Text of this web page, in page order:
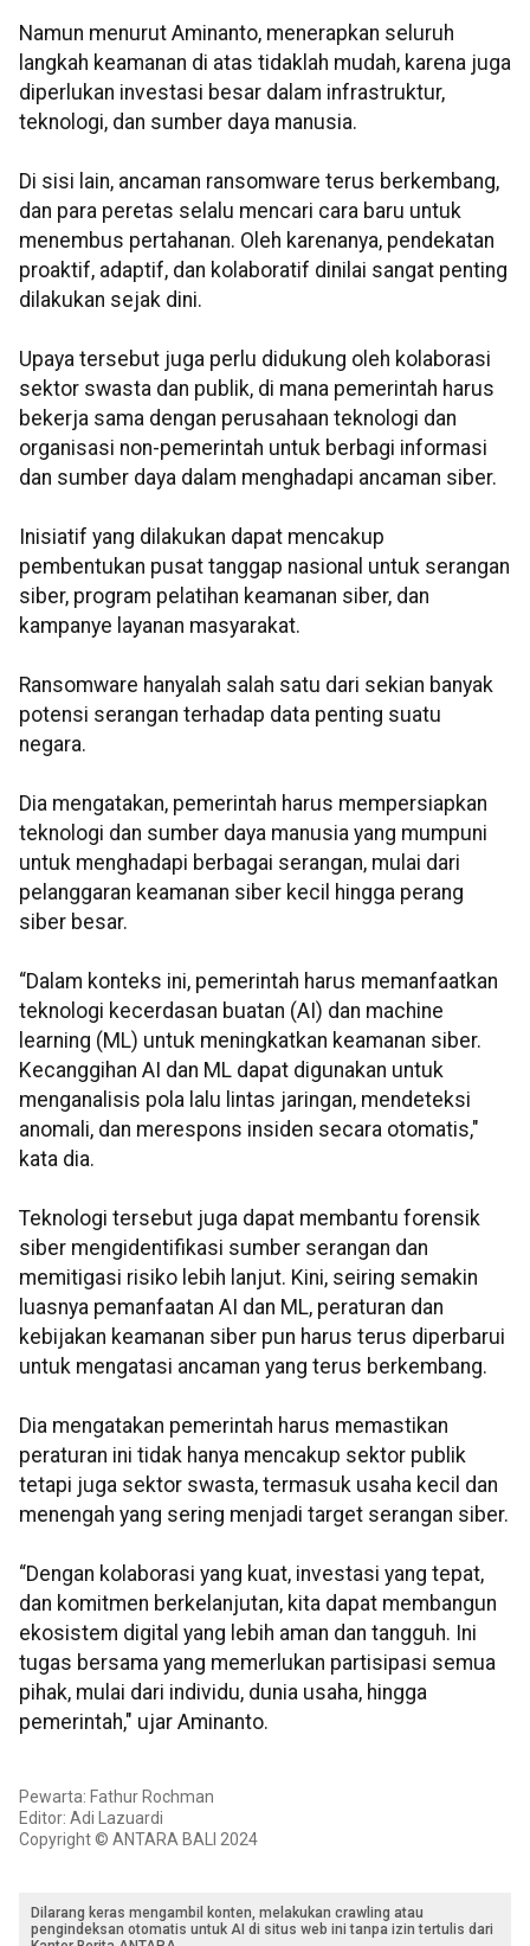
Namun menurut Aminanto, menerapkan seluruh
langkah keamanan di atas tidaklah mudah, karena juga
diperlukan investasi besar dalam infrastruktur,
teknologi, dan sumber daya manusia.
Di sisi lain, ancaman ransomware terus berkembang,
dan para peretas selalu mencari cara baru untuk
menembus pertahanan. Oleh karenanya, pendekatan
proaktif, adaptif, dan kolaboratif dinilai sangat penting
dilakukan sejak dini.
Upaya tersebut juga perlu didukung oleh kolaborasi
sektor swasta dan publik, di mana pemerintah harus
bekerja sama dengan perusahaan teknologi dan
organisasi non-pemerintah untuk berbagi informasi
dan sumber daya dalam menghadapi ancaman siber.
Inisiatif yang dilakukan dapat mencakup
pembentukan pusat tanggap nasional untuk serangan
siber, program pelatihan keamanan siber, dan
kampanye layanan masyarakat.
Ransomware hanyalah salah satu dari sekian banyak
potensi serangan terhadap data penting suatu
negara.
Dia mengatakan, pemerintah harus mempersiapkan
teknologi dan sumber daya manusia yang mumpuni
untuk menghadapi berbagai serangan, mulai dari
pelanggaran keamanan siber kecil hingga perang
siber besar.
“Dalam konteks ini, pemerintah harus memanfaatkan
teknologi kecerdasan buatan (AI) dan machine
learning (ML) untuk meningkatkan keamanan siber.
Kecanggihan AI dan ML dapat digunakan untuk
menganalisis pola lalu lintas jaringan, mendeteksi
anomali, dan merespons insiden secara otomatis,"
kata dia.
Teknologi tersebut juga dapat membantu forensik
siber mengidentifikasi sumber serangan dan
memitigasi risiko lebih lanjut. Kini, seiring semakin
luasnya pemanfaatan AI dan ML, peraturan dan
kebijakan keamanan siber pun harus terus diperbarui
untuk mengatasi ancaman yang terus berkembang.
Dia mengatakan pemerintah harus memastikan
peraturan ini tidak hanya mencakup sektor publik
tetapi juga sektor swasta, termasuk usaha kecil dan
menengah yang sering menjadi target serangan siber.
“Dengan kolaborasi yang kuat, investasi yang tepat,
dan komitmen berkelanjutan, kita dapat membangun
ekosistem digital yang lebih aman dan tangguh. Ini
tugas bersama yang memerlukan partisipasi semua
pihak, mulai dari individu, dunia usaha, hingga
pemerintah," ujar Aminanto.
Pewarta: Fathur Rochman
Editor: Adi Lazuardi
Copyright © ANTARA BALI 2024
Dilarang keras mengambil konten, melakukan crawling atau
pengindeksan otomatis untuk AI di situs web ini tanpa izin tertulis dari